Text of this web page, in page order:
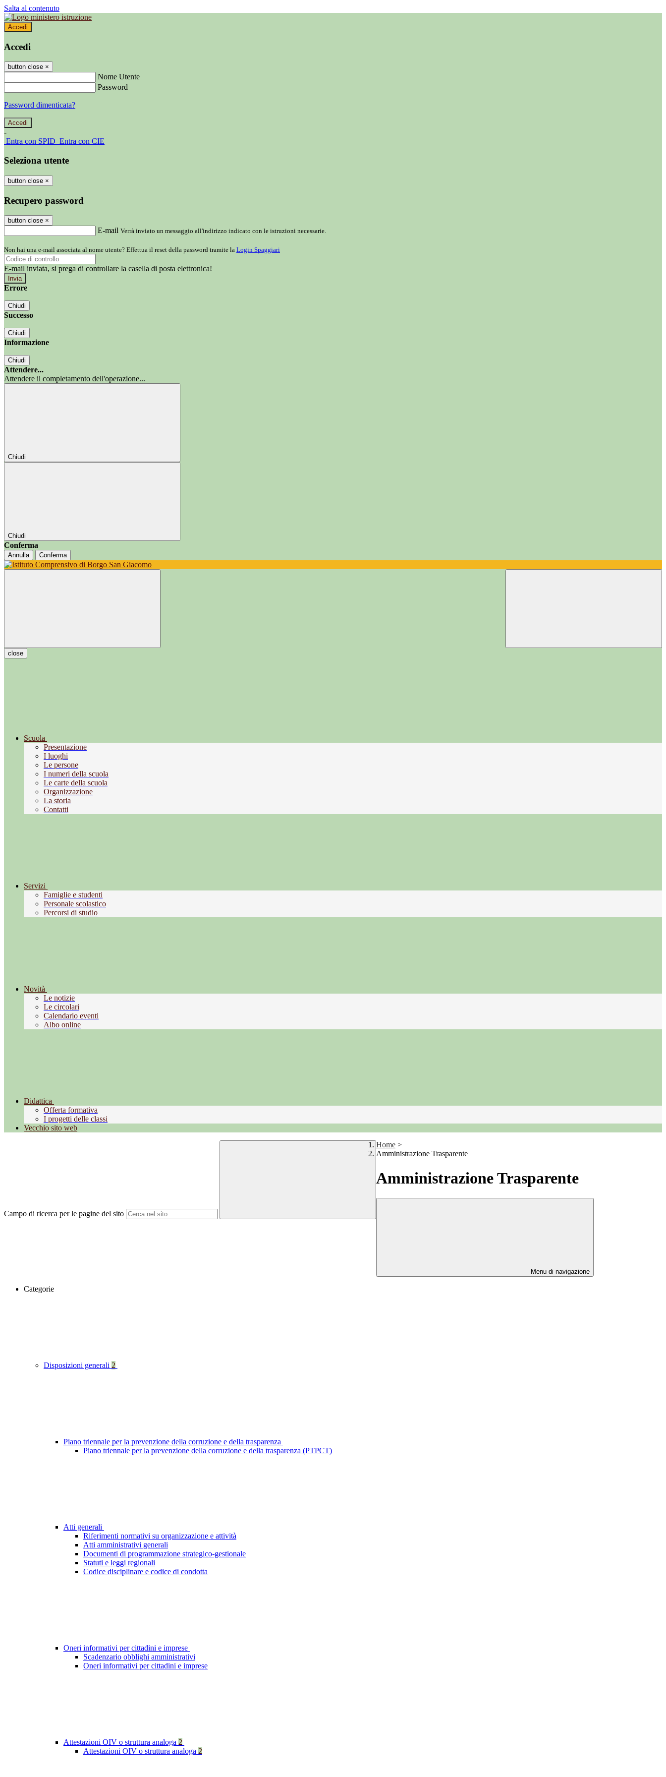
Salta al contenuto
Accedi
Accedi
button close ×
Nome Utente
Password
Password dimenticata?
-
Entra con SPID Entra con CIE
Seleziona utente
button close ×
Recupero password
button close ×
E-mail Verrà inviato un messaggio all'indirizzo indicato con le istruzioni necessarie.
Non hai una e-mail associata al nome utente? Effettua il reset della password tramite la Login Spaggiari
E-mail inviata, si prega di controllare la casella di posta elettronica!
Errore
Chiudi
Successo
Chiudi
Informazione
Chiudi
Attendere...
Attendere il completamento dell'operazione...
Chiudi
Chiudi
Conferma
Annulla Conferma
close
Scuola
Presentazione
I luoghi
Le persone
I numeri della scuola
Le carte della scuola
Organizzazione
La storia
Contatti
Servizi
Famiglie e studenti
Personale scolastico
Percorsi di studio
Novità
Le notizie
Le circolari
Calendario eventi
Albo online
Didattica
Offerta formativa
I progetti delle classi
Vecchio sito web
Campo di ricerca per le pagine del sito
Home >
Amministrazione Trasparente
Amministrazione Trasparente
Menu di navigazione
Categorie
Disposizioni generali 2
Piano triennale per la prevenzione della corruzione e della trasparenza
Piano triennale per la prevenzione della corruzione e della trasparenza (PTPCT)
Atti generali
Riferimenti normativi su organizzazione e attività
Atti amministrativi generali
Documenti di programmazione strategico-gestionale
Statuti e leggi regionali
Codice disciplinare e codice di condotta
Oneri informativi per cittadini e imprese
Scadenzario obblighi amministrativi
Oneri informativi per cittadini e imprese
Attestazioni OIV o struttura analoga 2
Attestazioni OIV o struttura analoga 2